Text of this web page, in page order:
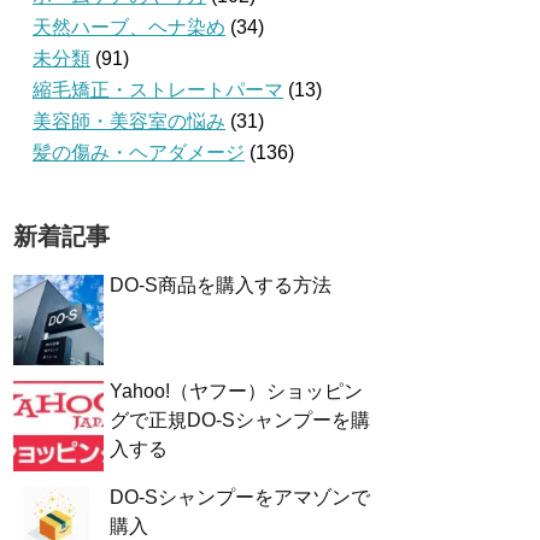
天然ハーブ、ヘナ染め (34)
未分類 (91)
縮毛矯正・ストレートパーマ (13)
美容師・美容室の悩み (31)
髪の傷み・ヘアダメージ (136)
新着記事
DO-S商品を購入する方法
Yahoo!（ヤフー）ショッピン
グで正規DO-Sシャンプーを購
入する
DO-Sシャンプーをアマゾンで
購入